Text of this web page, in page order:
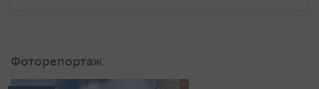
Фоторепортаж